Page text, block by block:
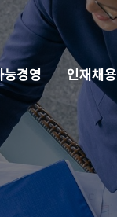
능경영 인재채용